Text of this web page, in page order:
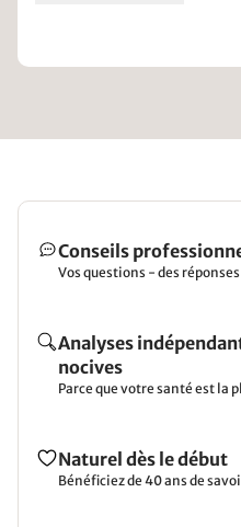
Conseils
Vos questions - des
Analyses
nocives
Parce que votre santé est la
Naturel dès le début
Bénéficiez de 40 ans de